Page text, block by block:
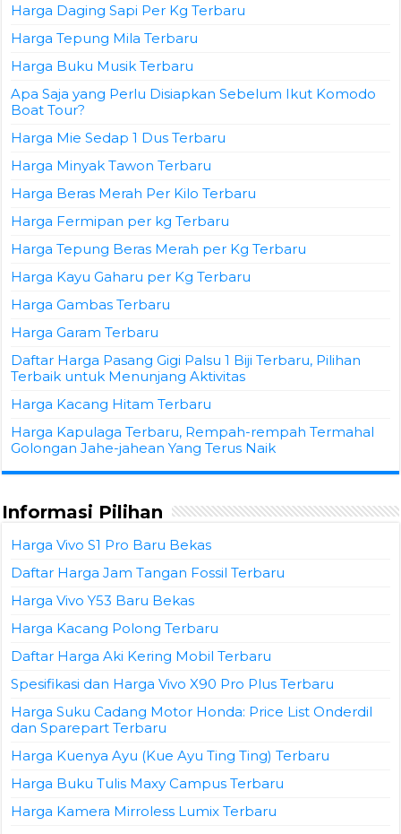
Harga Daging Sapi Per Kg Terbaru
Harga Tepung Mila Terbaru
Harga Buku Musik Terbaru
Apa Saja yang Perlu Disiapkan Sebelum Ikut Komodo
Boat Tour?
Harga Mie Sedap 1 Dus Terbaru
Harga Minyak Tawon Terbaru
Harga Beras Merah Per Kilo Terbaru
Harga Fermipan per kg Terbaru
Harga Tepung Beras Merah per Kg Terbaru
Harga Kayu Gaharu per Kg Terbaru
Harga Gambas Terbaru
Harga Garam Terbaru
Daftar Harga Pasang Gigi Palsu 1 Biji Terbaru, Pilihan
Terbaik untuk Menunjang Aktivitas
Harga Kacang Hitam Terbaru
Harga Kapulaga Terbaru, Rempah-rempah Termahal
Golongan Jahe-jahean Yang Terus Naik
Informasi Pilihan
Harga Vivo S1 Pro Baru Bekas
Daftar Harga Jam Tangan Fossil Terbaru
Harga Vivo Y53 Baru Bekas
Harga Kacang Polong Terbaru
Daftar Harga Aki Kering Mobil Terbaru
Spesifikasi dan Harga Vivo X90 Pro Plus Terbaru
Harga Suku Cadang Motor Honda: Price List Onderdil
dan Sparepart Terbaru
Harga Kuenya Ayu (Kue Ayu Ting Ting) Terbaru
Harga Buku Tulis Maxy Campus Terbaru
Harga Kamera Mirroless Lumix Terbaru